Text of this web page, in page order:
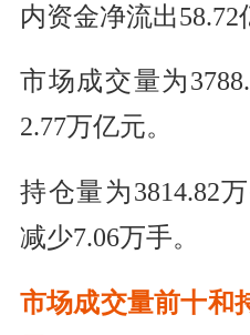
内资金净流出58.72
市场成交量为
2.77万亿元。
持仓量为3814.82
减少7.06万手。
市场成交量前十和